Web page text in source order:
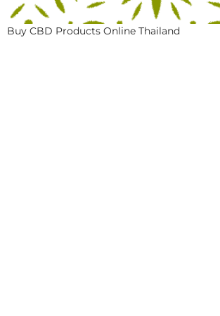
Buy CBD Products Online Thailand